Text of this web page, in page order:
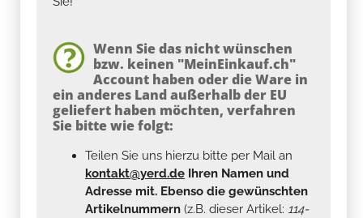
Wenn Sie das nicht wünschen
bzw. keinen "MeinEinkauf.ch"
Account haben oder die Ware in
ein anderes Land außerhalb der EU
geliefert haben möchten, verfahren
Sie bitte wie folgt:
Teilen Sie uns hierzu bitte per Mail an
kontakt@yerd.de Ihren Namen und
Adresse mit. Ebenso die gewünschten
Artikelnummern (z.B. dieser Artikel: 114-